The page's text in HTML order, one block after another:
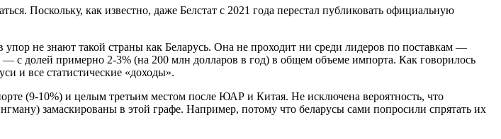
Поскольку, как известно, даже Белстат с 2021 года перестал публиковать официальную
не знают такой страны как Беларусь. Она не проходит ни среди лидеров по поставкам —
примерно 2-3% (на 200 млн долларов в год) в общем объеме импорта. Как говорилось
и все статистические «доходы».
(9-10%) и целым третьим местом после ЮАР и Китая. Не исключена вероятность, что
замаскированы в этой графе. Например, потому что беларусы сами попросили спрятать их